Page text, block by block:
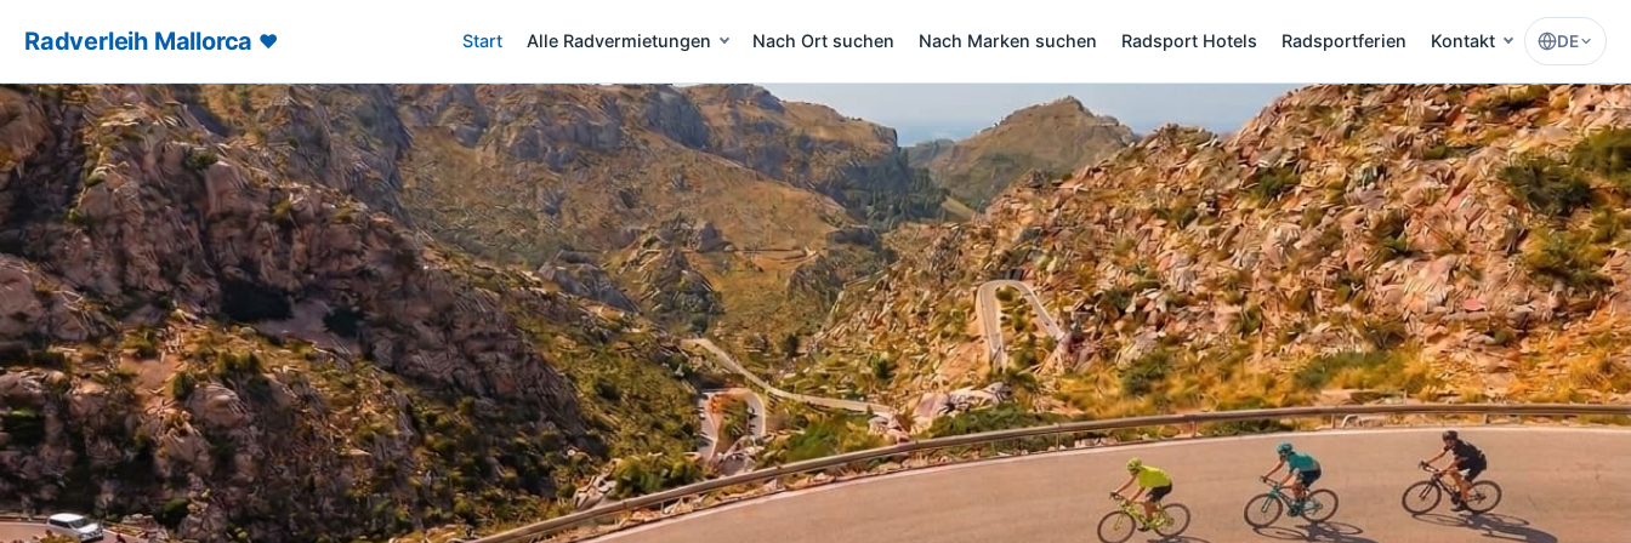
Radverleih Mallorca ♥ Start
– Radverleih Mallorca
Alle Radvermietungen Nach Ort suchen Nach Marken suchen Radsport Hotels Radsportferien Kontakt DE